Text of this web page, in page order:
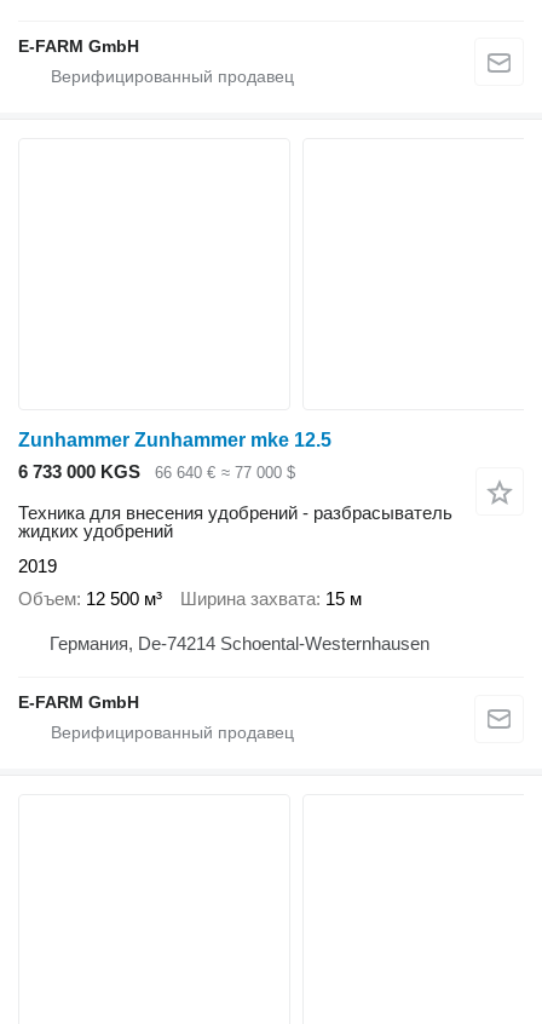
E-FARM GmbH
Zunhammer Zunhammer mke 12.5
6 733 000 KGS
66 640 € ≈ 77 000 $
Техника для внесения удобрений - разбрасыватель
жидких удобрений
2019
Объем 12 500 м³ Ширина захвата 15 м
Германия, De-74214 Schoental-Westernhausen
E-FARM GmbH